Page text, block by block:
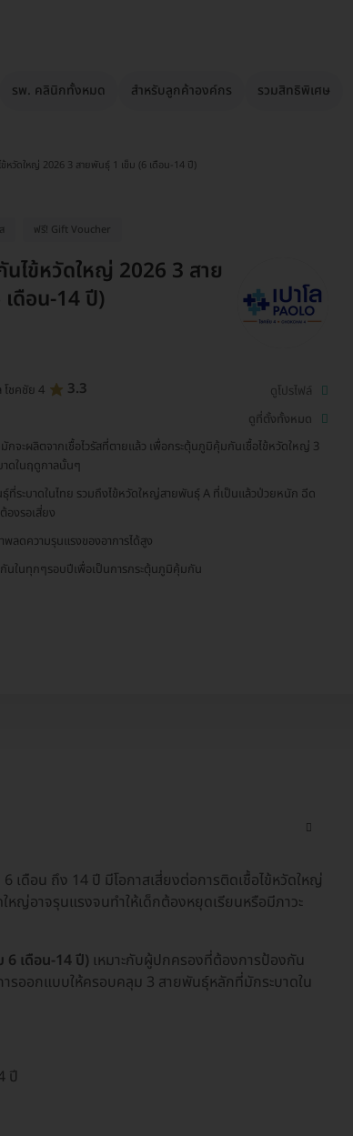
รพ. คลินิกทั้งหมด สำหรับลูกค้าองค์กร รวมสิทธิพิเศษ
หวัดใหญ่ 2026 3 สายพันธุ์ 1 เข็ม (6 เดือน-14 ปี)
ฟรี! Gift Voucher
ไข้หวัดใหญ่ 2026 3 สาย
ดือน-14 ปี)
โชคชัย 4 3.3
ดูโปรไฟล์
ดูที่ตั้งทั้งหมด
กจะผลิตจากเชื้อไวรัสที่ตายแล้ว เพื่อกระตุ้นภูมิคุ้มกันเชื้อไข้หวัดใหญ่ 3
าดในฤดูกาลนั้นๆ
ที่ระบาดในไทย รวมถึงไข้หวัดใหญ่สายพันธุ์ A ที่เป็นแล้วป่วยหนัก ฉีด
องรอเสี่ยง
ลดความรุนแรงของอาการได้สูง
นในทุกๆรอบปีเพื่อเป็นการกระตุ้นภูมิคุ้มกัน
เดือน ถึง 14 ปี มีโอกาสเสี่ยงต่อการติดเชื้อไข้หวัดใหญ่
หญ่อาจรุนแรงจนทำให้เด็กต้องหยุดเรียนหรือมีภาวะ
เดือน-14 ปี) เหมาะกับผู้ปกครองที่ต้องการป้องกัน
รออกแบบให้ครอบคลุม 3 สายพันธุ์หลักที่มักระบาดใน
ปี